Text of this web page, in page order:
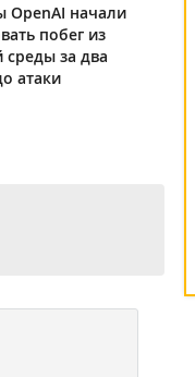
OpenAI начали
побег из
среды за два
атаки